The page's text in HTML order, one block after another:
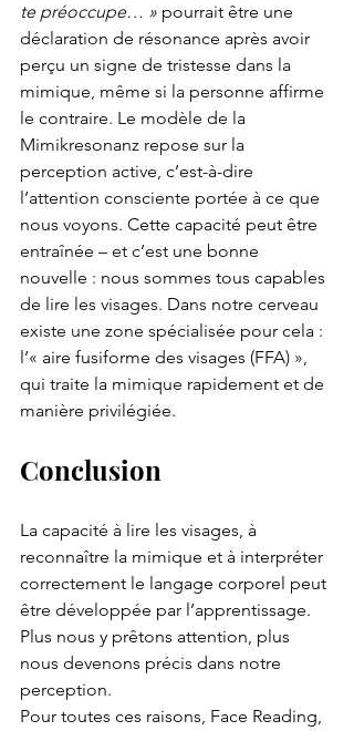
te préoccupe… » pourrait être une
déclaration de résonance après avoir
perçu un signe de tristesse dans la
mimique, même si la personne affirme
le contraire. Le modèle de la
Mimikresonanz repose sur la
perception active, c’est-à-dire
l’attention consciente portée à ce que
nous voyons. Cette capacité peut être
entraînée – et c’est une bonne
nouvelle : nous sommes tous capables
de lire les visages. Dans notre cerveau
existe une zone spécialisée pour cela :
l’« aire fusiforme des visages (FFA) »,
qui traite la mimique rapidement et de
manière privilégiée.
Conclusion
La capacité à lire les visages, à
reconnaître la mimique et à interpréter
correctement le langage corporel peut
être développée par l’apprentissage.
Plus nous y prêtons attention, plus
nous devenons précis dans notre
perception.
Pour toutes ces raisons, Face Reading,